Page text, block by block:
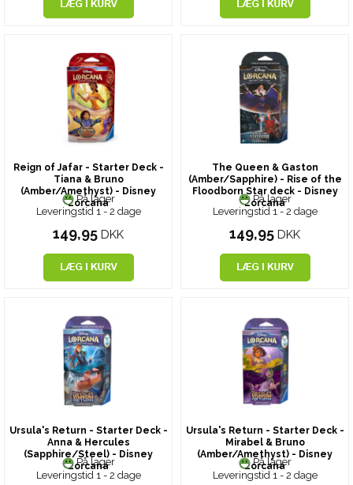
Reign of Jafar - Starter Deck -
Tiana & Bruno
(Amber/Amethyst) - Disney
Lorcana
På lager
Leveringstid 1 - 2 dage
149,95 DKK
The Queen & Gaston
(Amber/Sapphire) - Rise of the
Floodborn Star deck - Disney
Lorcana
På lager
Leveringstid 1 - 2 dage
149,95 DKK
Ursula's Return - Starter Deck -
Anna & Hercules
(Sapphire/Steel) - Disney
Lorcana
På lager
Leveringstid 1 - 2 dage
Ursula's Return - Starter Deck -
Mirabel & Bruno
(Amber/Amethyst) - Disney
Lorcana
På lager
Leveringstid 1 - 2 dage